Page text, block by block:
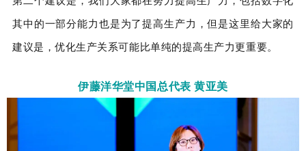
其中的一部分能力也是为了提高生产力，但是这里给大家的
建议是，优化生产关系可能比单纯的提高生产力更重要。
伊藤洋华堂中国总代表 黄亚美